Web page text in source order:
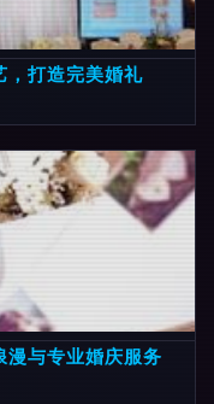
，打造完美婚礼
与专业婚庆服务